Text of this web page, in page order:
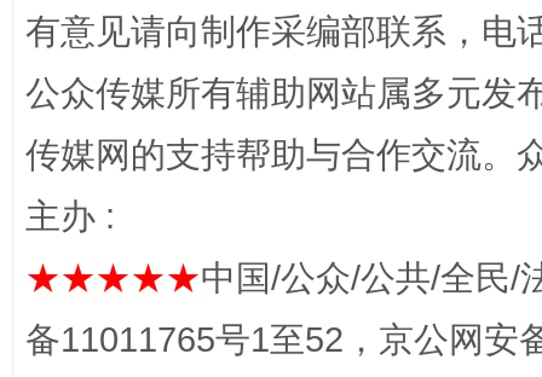
有意见请向制作采编部联系，电
公众传媒所有辅助网站属多元发
传媒网的支持帮助与合作交流。
主办 :
★★★★★中国/公众/公共/全民/
备11011765号1至52，京公网安